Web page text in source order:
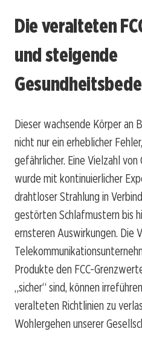
Die veralteten
und steigende
Dieser wachsende Körper an
nicht nur ein erheblicher
gefährlicher. Eine Vielzahl
wurde mit kontinuierlicher
drahtloser Strahlung in
gestörten Schlafmustern bis
ernsteren Auswirkungen. Die
Produkte den FCC-
„sicher“ sind, können
veralteten Richtlinien zu
Wohlergehen unserer